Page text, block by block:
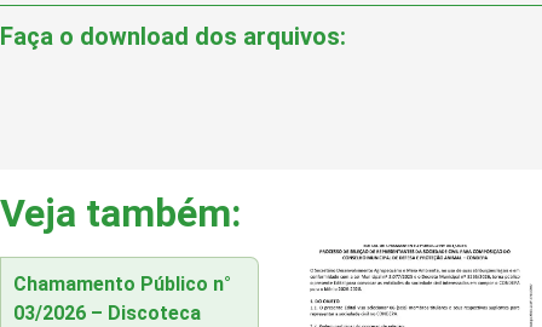
Faça o download dos arquivos:
Veja também:
Chamamento Público n°
03/2026 – Discoteca